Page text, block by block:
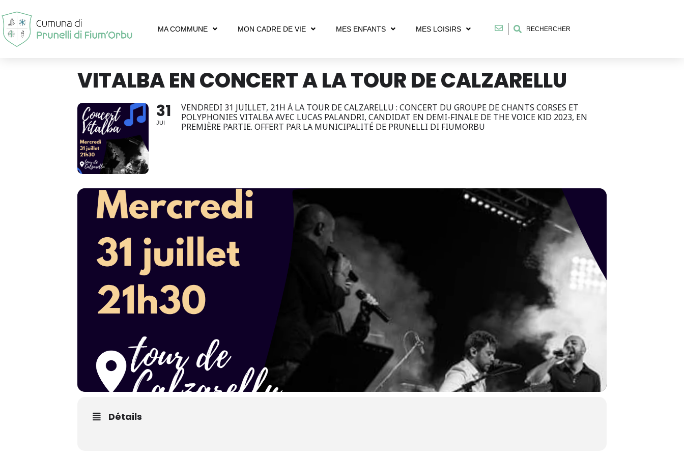
MA COMMUNE MON CADRE DE VIE MES ENFANTS MES LOISIRS RECHERCHER
VITALBA EN CONCERT A LA TOUR DE CALZARELLU
31
JUI
VENDREDI 31 JUILLET, 21H À LA TOUR DE CALZARELLU : CONCERT DU GROUPE DE CHANTS CORSES ET
POLYPHONIES VITALBA AVEC LUCAS PALANDRI, CANDIDAT EN DEMI-FINALE DE THE VOICE KID 2023, EN
PREMIÈRE PARTIE. OFFERT PAR LA MUNICIPALITÉ DE PRUNELLI DI FIUMORBU
Détails